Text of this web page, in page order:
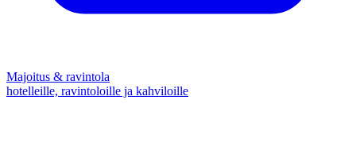
Majoitus & ravintola
hotelleille, ravintoloille ja kahviloille